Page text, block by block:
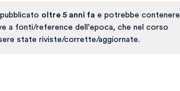
oltre 5 anni fa e potrebbe contenere
a fonti/reference dell'epoca, che nel corso
state riviste/corrette/aggiornate.